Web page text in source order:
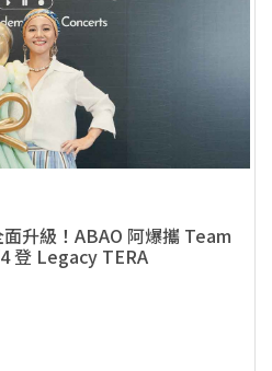
升級！ABAO 阿爆攜 Team
登 Legacy TERA